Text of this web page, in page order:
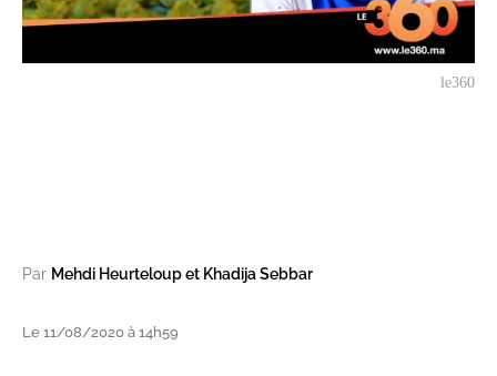
le360
Par Mehdi Heurteloup et Khadija Sebbar
Le 11/08/2020 à 14h59